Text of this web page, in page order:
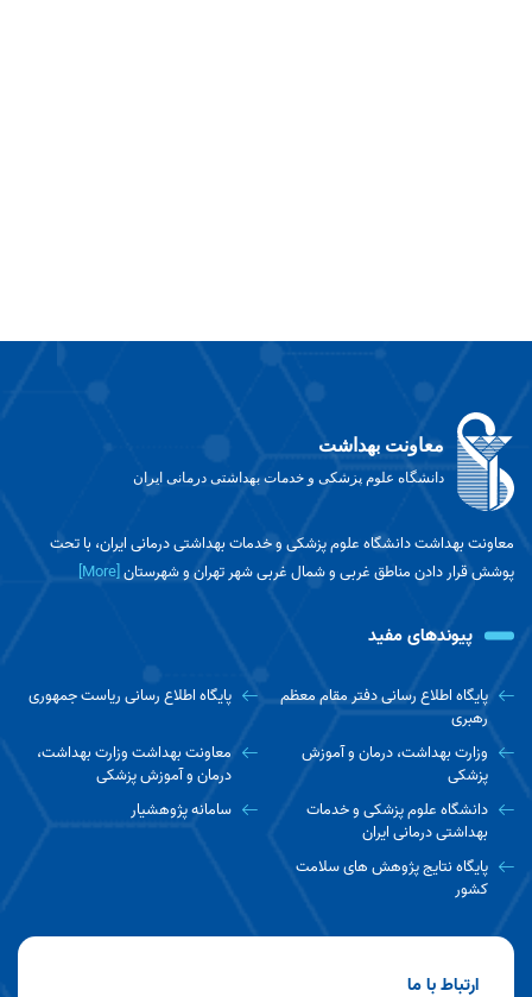
معاونت بهداشت
دانشگاه علوم پزشکی و خدمات بهداشتی درمانی ایران
معاونت بهداشت دانشگاه علوم پزشکی و خدمات بهداشتی درمانی ایران، با تحت
پوشش قرار دادن مناطق غربی و شمال غربی شهر تهران و شهرستان[More]
پیوندهای مفید
پایگاه اطلاع رسانی دفتر مقام معظم
رهبری
پایگاه اطلاع رسانی ریاست جمهوری
وزارت بهداشت، درمان و آموزش
پزشکی
معاونت بهداشت وزارت بهداشت،
درمان و آموزش پزشکی
دانشگاه علوم پزشکی و خدمات
بهداشتی درمانی ایران
سامانه پژوهشیار
پایگاه نتایج پژوهش های سلامت
کشور
ارتباط با ما